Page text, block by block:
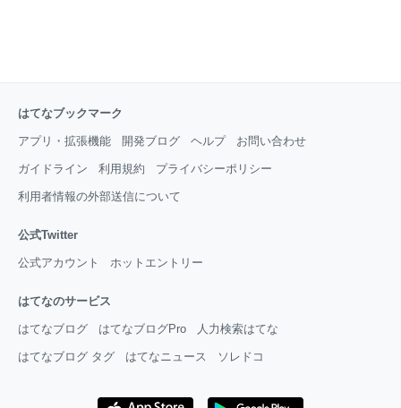
はてなブックマーク
アプリ・拡張機能 開発ブログ ヘルプ お問い合わせ
ガイドライン 利用規約 プライバシーポリシー
利用者情報の外部送信について
公式Twitter
公式アカウント ホットエントリー
はてなのサービス
はてなブログ はてなブログPro 人力検索はてな
はてなブログ タグ はてなニュース ソレドコ